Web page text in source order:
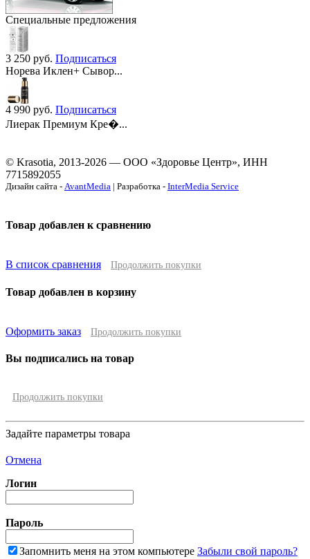
Специальные предложения
3 250 руб. Подписаться
Норева Иклен+ Сывор...
4 990 руб. Подписаться
Лиерак Премиум Кре�...
© Krasotia, 2013-2026 — ООО «Здоровье Центр», ИНН
7715892055
Дизайн сайта - AvantMedia | Разработка - InterMedia Service
Товар добавлен к сравнению
В список сравнения Продолжить покупки
Товар добавлен в корзину
Оформить заказ Продолжить покупки
Вы подписались на товар
Продолжить покупки
Задайте параметры товара
Отмена
Логин
Пароль
Запомнить меня на этом компьютере Забыли свой пароль?